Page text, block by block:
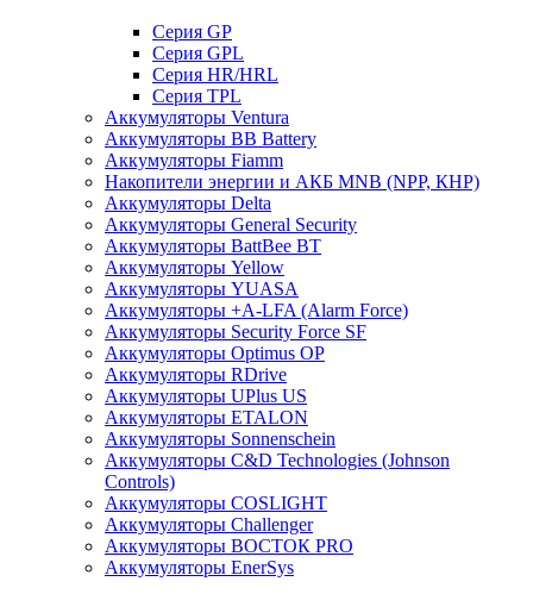
Cерия GP
Серия GPL
Серия HR/HRL
Серия TPL
Аккумуляторы Ventura
Аккумуляторы BB Battery
Аккумуляторы Fiamm
Накопители энергии и АКБ MNB (NPP, КНР)
Аккумуляторы Delta
Аккумуляторы General Security
Аккумуляторы BattBee BT
Аккумуляторы Yellow
Аккумуляторы YUASA
Аккумуляторы +A-LFA (Alarm Force)
Аккумуляторы Security Force SF
Аккумуляторы Optimus OP
Аккумуляторы RDrive
Аккумуляторы UPlus US
Аккумуляторы ETALON
Аккумуляторы Sonnenschein
Аккумуляторы С&D Technologies (Johnson
Controls)
Аккумуляторы COSLIGHT
Аккумуляторы Challenger
Аккумуляторы ВОСТОК PRO
Аккумуляторы EnerSys